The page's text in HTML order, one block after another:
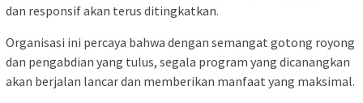
dan responsif akan terus ditingkatkan.
Organisasi ini percaya bahwa dengan semangat gotong royong
dan pengabdian yang tulus, segala program yang dicanangkan
akan berjalan lancar dan memberikan manfaat yang maksimal.